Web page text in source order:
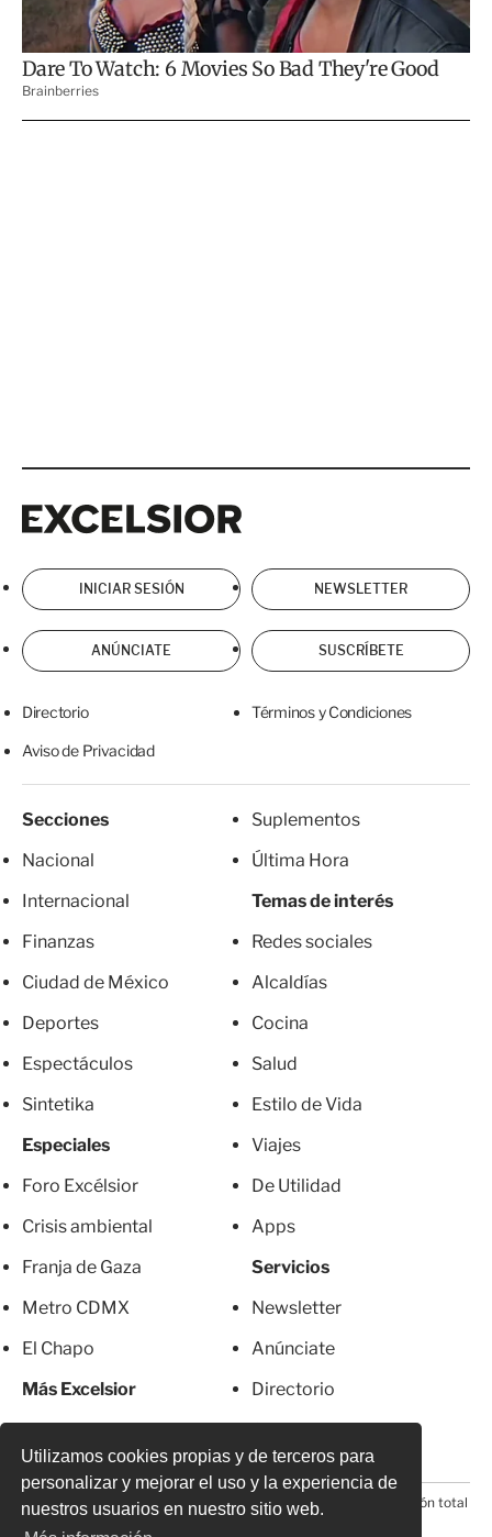
Utilizamos cookies propias y de terceros para
personalizar y mejorar el uso y la experiencia de
nuestros usuarios en nuestro sitio web.
INICIAR SESIÓN NEWSLETTER
ANÚNCIATE SUSCRÍBETE
Directorio Términos y Condiciones
Aviso de Privacidad
Secciones
Nacional
Internacional
Finanzas
Ciudad de México
Deportes
Espectáculos
Sintetika
Especiales
Foro Excélsior
Crisis ambiental
Franja de Gaza
Metro CDMX
El Chapo
Más Excelsior
Suplementos
Última Hora
Temas de interés
Redes sociales
Alcaldías
Cocina
Salud
Estilo de Vida
Viajes
De Utilidad
Apps
Servicios
Newsletter
Anúnciate
Directorio
© 2026 Todos los derechos reservados. Prohibida la reproducción total
o parcial, incluyendo cualquier medio electrónico*